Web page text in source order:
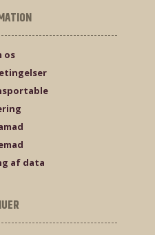
os
af data